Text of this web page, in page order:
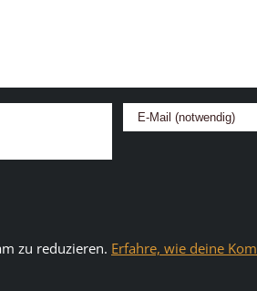
zu reduzieren. Erfahre, wie deine